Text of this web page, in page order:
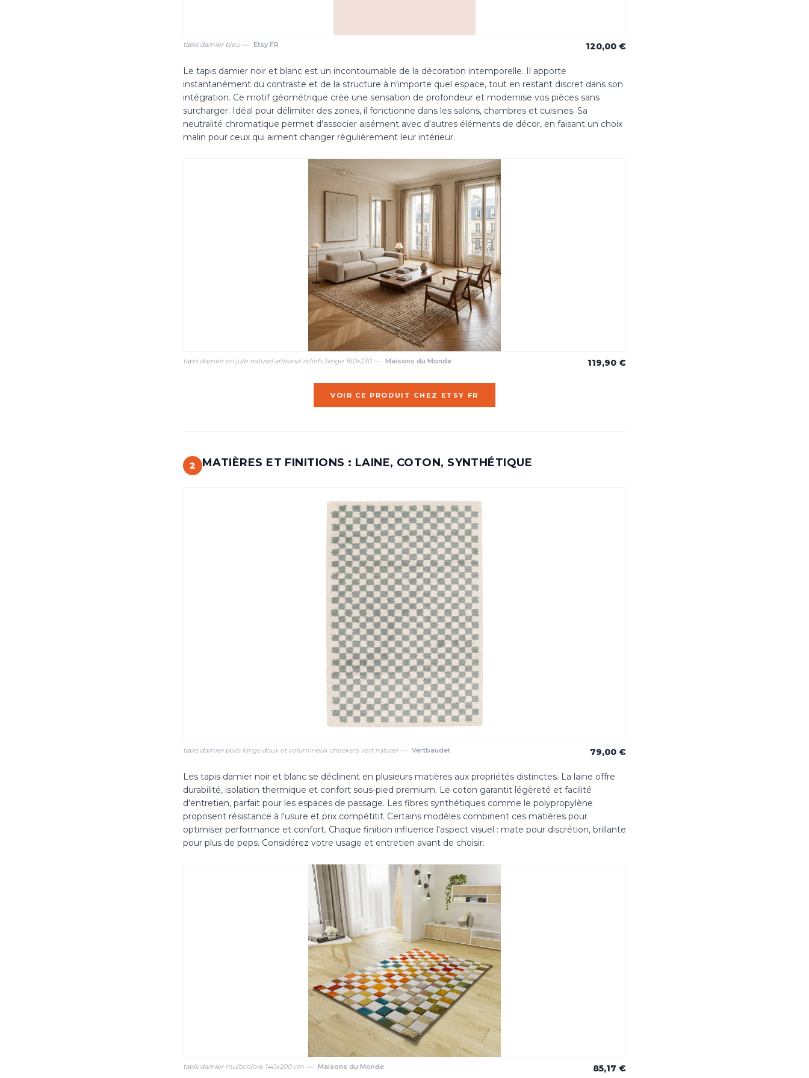
tapis damier bleu — Etsy FR 120,00 €
Le tapis damier noir et blanc est un incontournable de la décoration intemporelle. Il apporte
instantanément du contraste et de la structure à n'importe quel espace, tout en restant discret dans son
intégration. Ce motif géométrique crée une sensation de profondeur et modernise vos pièces sans
surcharger. Idéal pour délimiter des zones, il fonctionne dans les salons, chambres et cuisines. Sa
neutralité chromatique permet d'associer aisément avec d'autres éléments de décor, en faisant un choix
malin pour ceux qui aiment changer régulièrement leur intérieur.
tapis damier en jute naturel artisanal reliefs beige 160x230 — Maisons du Monde 119,90 €
VOIR CE PRODUIT CHEZ ETSY FR
2 MATIÈRES ET FINITIONS : LAINE, COTON, SYNTHÉTIQUE
tapis damier poils longs doux et volumineux checkers vert naturel — Vertbaudet 79,00 €
Les tapis damier noir et blanc se déclinent en plusieurs matières aux propriétés distinctes. La laine offre
durabilité, isolation thermique et confort sous-pied premium. Le coton garantit légèreté et facilité
d'entretien, parfait pour les espaces de passage. Les fibres synthétiques comme le polypropylène
proposent résistance à l'usure et prix compétitif. Certains modèles combinent ces matières pour
optimiser performance et confort. Chaque finition influence l'aspect visuel : mate pour discrétion, brillante
pour plus de peps. Considérez votre usage et entretien avant de choisir.
tapis damier multicolore 140x200 cm — Maisons du Monde 85,17 €